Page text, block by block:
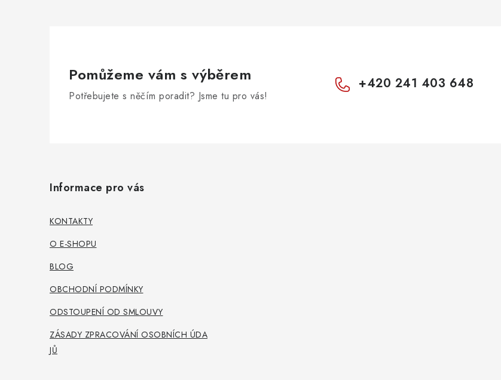
Pomůžeme vám s výběrem
Potřebujete s něčím poradit? Jsme tu pro vás!
+420 241 403 648
Informace pro vás
KONTAKTY
O E-SHOPU
BLOG
OBCHODNÍ PODMÍNKY
ODSTOUPENÍ OD SMLOUVY
ZÁSADY ZPRACOVÁNÍ OSOBNÍCH ÚDA
JŮ